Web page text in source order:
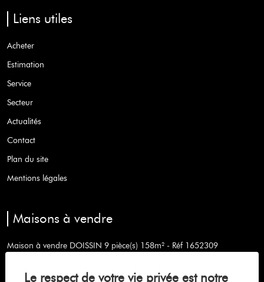
Le respect de votre vie privée est notre
Liens utiles
Acheter
Estimation
Service
Secteur
Actualités
Contact
Plan du site
Mentions légales
Maisons à vendre
Maison à vendre DOISSIN 9 pièce(s) 158m² - Réf 1652309